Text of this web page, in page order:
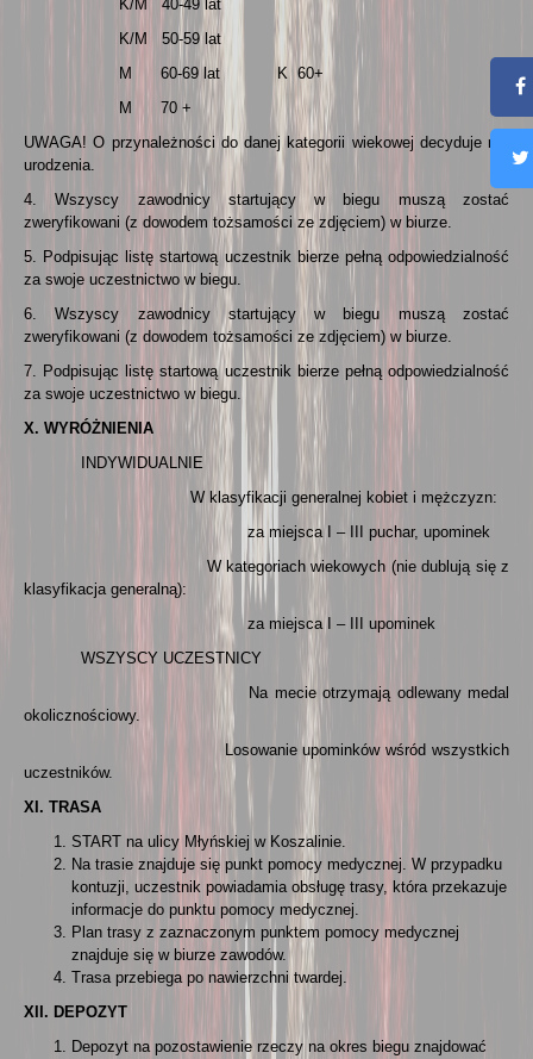
K/M 40-49 lat
K/M 50-59 lat
M 60-69 lat K 60+
M 70 +
UWAGA! O przynależności do danej kategorii wiekowej decyduje rok
urodzenia.
4. Wszyscy zawodnicy startujący w biegu muszą zostać
zweryfikowani (z dowodem tożsamości ze zdjęciem) w biurze.
5. Podpisując listę startową uczestnik bierze pełną odpowiedzialność
za swoje uczestnictwo w biegu.
6. Wszyscy zawodnicy startujący w biegu muszą zostać
zweryfikowani (z dowodem tożsamości ze zdjęciem) w biurze.
7. Podpisując listę startową uczestnik bierze pełną odpowiedzialność
za swoje uczestnictwo w biegu.
X. WYRÓŻNIENIA
INDYWIDUALNIE
W klasyfikacji generalnej kobiet i mężczyzn:
za miejsca I – III puchar, upominek
W kategoriach wiekowych (nie dublują się z
klasyfikacja generalną):
za miejsca I – III upominek
WSZYSCY UCZESTNICY
Na mecie otrzymają odlewany medal
okolicznościowy.
Losowanie upominków wśród wszystkich
uczestników.
XI. TRASA
START na ulicy Młyńskiej w Koszalinie.
Na trasie znajduje się punkt pomocy medycznej. W przypadku
kontuzji, uczestnik powiadamia obsługę trasy, która przekazuje
informacje do punktu pomocy medycznej.
Plan trasy z zaznaczonym punktem pomocy medycznej
znajduje się w biurze zawodów.
Trasa przebiega po nawierzchni twardej.
XII. DEPOZYT
Depozyt na pozostawienie rzeczy na okres biegu znajdować